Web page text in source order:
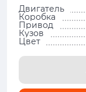
Двигатель
Коробка
Привод
Кузов
Цвет